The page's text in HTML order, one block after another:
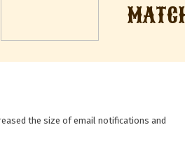
the size of email notifications and